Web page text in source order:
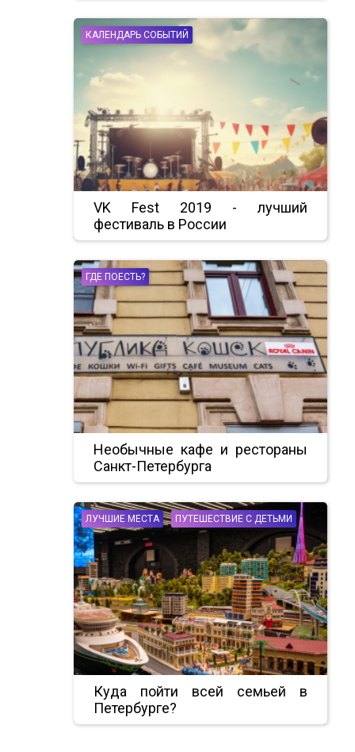
КАЛЕНДАРЬ СОБЫТИЙ
VK Fest 2019 - лучший
фестиваль в России
ГДЕ ПОЕСТЬ?
Необычные кафе и рестораны
Санкт-Петербурга
ЛУЧШИЕ МЕСТА ПУТЕШЕСТВИЕ С ДЕТЬМИ
Куда пойти всей семьей в
Петербурге?